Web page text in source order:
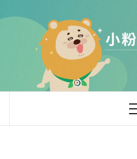
to
LEO'Ｓ LIFE